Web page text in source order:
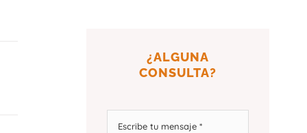
¿ALGUNA
CONSULTA?